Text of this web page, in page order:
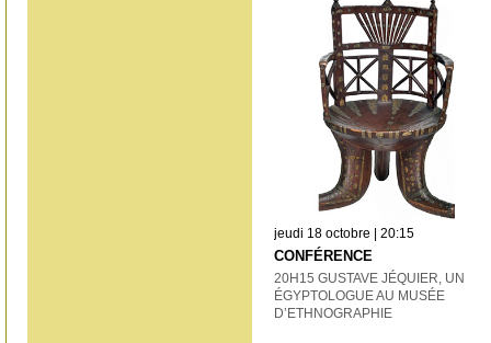
jeudi 18 octobre | 20:15
CONFÉRENCE
20H15 GUSTAVE JÉQUIER, UN
ÉGYPTOLOGUE AU MUSÉE
D’ETHNOGRAPHIE